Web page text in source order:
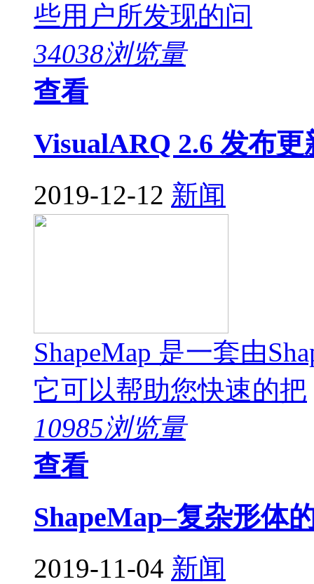
些用户所发现的问
34038浏览量
查看
VisualARQ 2.6 发布更
2019-12-12 新闻
ShapeMap 是一套由
它可以帮助您快速的把
10985浏览量
查看
ShapeMap–复杂形体
2019-11-04 新闻